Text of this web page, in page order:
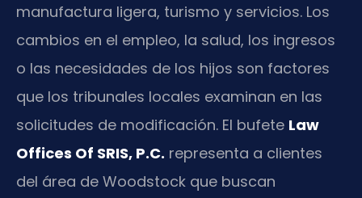
manufactura ligera, turismo y servicios. Los
cambios en el empleo, la salud, los ingresos
o las necesidades de los hijos son factores
que los tribunales locales examinan en las
solicitudes de modificación. El bufete Law
Offices Of SRIS, P.C. representa a clientes
del área de Woodstock que buscan